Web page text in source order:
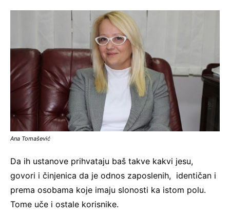
Ana Tomašević
Da ih ustanove prihvataju baš takve kakvi jesu,
govori i činjenica da je odnos zaposlenih, identičan i
prema osobama koje imaju slonosti ka istom polu.
Tome uče i ostale korisnike.